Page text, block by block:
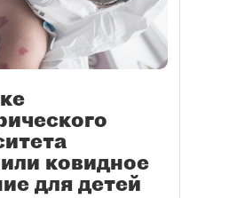
ковидное
для детей